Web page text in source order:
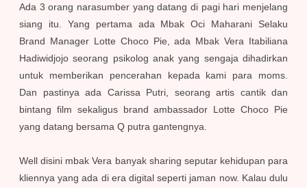
Ada 3 orang narasumber yang datang di pagi hari menjelang
siang itu. Yang pertama ada Mbak Oci Maharani Selaku
Brand Manager Lotte Choco Pie, ada Mbak Vera Itabiliana
Hadiwidjojo seorang psikolog anak yang sengaja dihadirkan
untuk memberikan pencerahan kepada kami para moms.
Dan pastinya ada Carissa Putri, seorang artis cantik dan
bintang film sekaligus brand ambassador Lotte Choco Pie
yang datang bersama Q putra gantengnya.
Well disini mbak Vera banyak sharing seputar kehidupan para
kliennya yang ada di era digital seperti jaman now. Kalau dulu